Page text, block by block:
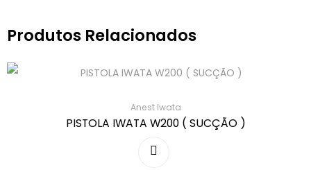
Produtos Relacionados
Anest Iwata
PISTOLA IWATA W200 ( SUCÇÃO )